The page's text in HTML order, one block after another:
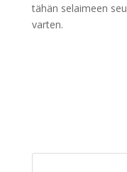
tähän selaimeen
varten.